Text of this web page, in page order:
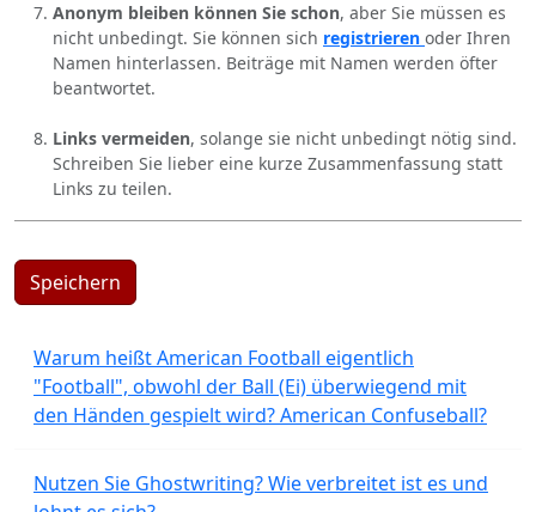
Anonym bleiben können Sie schon, aber Sie müssen es
nicht unbedingt. Sie können sich registrieren oder Ihren
Namen hinterlassen. Beiträge mit Namen werden öfter
beantwortet.
Links vermeiden, solange sie nicht unbedingt nötig sind.
Schreiben Sie lieber eine kurze Zusammenfassung statt
Links zu teilen.
Speichern
Warum heißt American Football eigentlich
"Football", obwohl der Ball (Ei) überwiegend mit
den Händen gespielt wird? American Confuseball?
Nutzen Sie Ghostwriting? Wie verbreitet ist es und